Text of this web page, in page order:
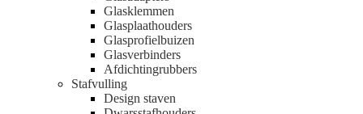
Glasklemmen
Glasplaathouders
Glasprofielbuizen
Glasverbinders
Afdichtingrubbers
Stafvulling
Design staven